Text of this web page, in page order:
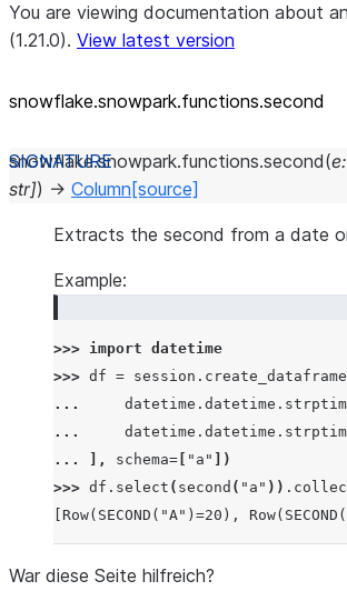
You are viewing documentation about
(1.21.0). View latest version
snowflake.snowpark.functions.second
snowflake.snowpark.functions.second(e:
str]) → Column [source]
Extracts the second from a date
Example:
>>> import datetime
>>> df = session . create_dataframe
...
datetime . datetime .
...
datetime . datetime .
...
], schema= "a"
])
>>> df . select ( second ( "a" )) .
[Row(SECOND("A")=20),
War diese Seite hilfreich?